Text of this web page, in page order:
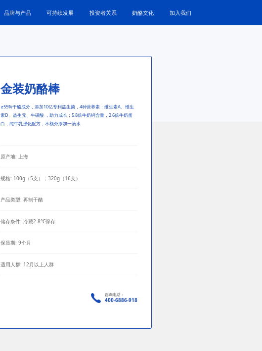
品牌与产品 可持续发展 投资者关系 奶酪文化 加入我们
金装奶酪棒
≥55%干酪成分，添加10亿专利益生菌，4种营养素：维生素A、维生
素D、益生元、牛磺酸 ，助力成长；5.8倍牛奶钙含量，2.6倍牛奶蛋
白，纯牛乳强化配方，不额外添加一滴水
原产地: 上海
规格: 100g（5支）；320g（16支）
产品类型: 再制干酪
储存条件: 冷藏2-8°C保存
保质期: 9个月
适用人群: 12月以上人群
咨询电话：
400-6886-918